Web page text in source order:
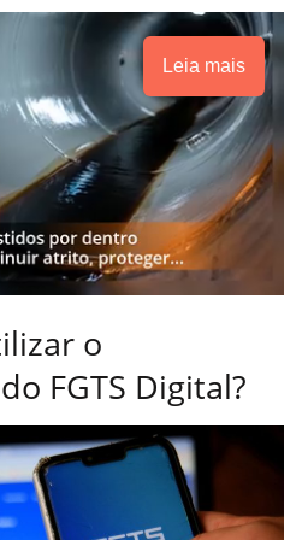
Leia mais
o
FGTS Digital?